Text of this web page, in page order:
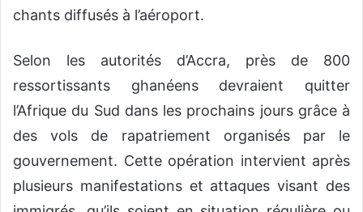
chants diffusés à l’aéroport.
Selon les autorités d’Accra, près de 800
ressortissants ghanéens devraient quitter
l’Afrique du Sud dans les prochains jours grâce à
des vols de rapatriement organisés par le
gouvernement. Cette opération intervient après
plusieurs manifestations et attaques visant des